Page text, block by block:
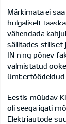
Märkimata ei
hulgaliselt
vähendada
säilitades stiilset
IN ning põnev
valmistatud
Eestis müüdav
oli seega igati
Elektriautode